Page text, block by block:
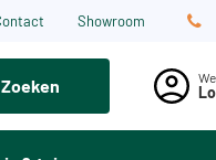
Showroom
Zoeken